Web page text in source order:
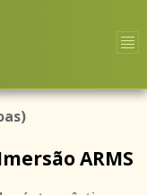
ARMS